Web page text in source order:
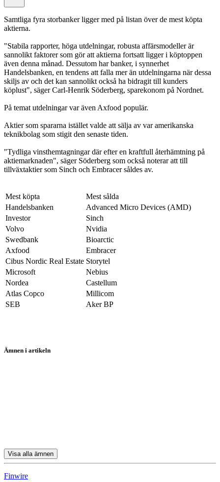
Samtliga fyra storbanker ligger med på listan över de mest köpta
aktierna.
"Stabila rapporter, höga utdelningar, robusta affärsmodeller är
sannolikt faktorer som gör att aktierna fortsatt ligger i köptoppen
även denna månad. Dessutom har banker, i synnerhet
Handelsbanken, en tendens att falla mer än utdelningarna när dessa
skiljs av och det kan sannolikt också ha bidragit till kunders
köplust", säger Carl-Henrik Söderberg, sparekonom på Nordnet.
På temat utdelningar var även Axfood populär.
Aktier som spararna istället valde att sälja av var amerikanska
teknikbolag som stigit den senaste tiden.
"Tydliga vinsthemtagningar där efter en kraftfull återhämtning på
aktiemarknaden", säger Söderberg som också noterar att till
tillväxtaktier som Sinch och Embracer såldes av.
Mest köpta
Mest sålda
Handelsbanken
Advanced Micro Devices (AMD)
Investor
Sinch
Volvo
Nvidia
Swedbank
Bioarctic
Axfood
Embracer
Cibus Nordic Real Estate Storytel
Microsoft
Nebius
Nordea
Castellum
Atlas Copco
Millicom
SEB
Aker BP
Ämnen i artikeln
Visa alla ämnen
Finwire